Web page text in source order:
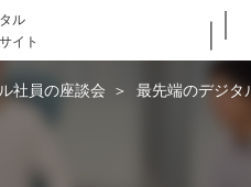
ル
イト
社員の座談会 最先端のデジタ